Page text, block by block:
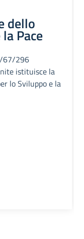
dello
Pace
67/296
istituisce la
lo Sviluppo e la